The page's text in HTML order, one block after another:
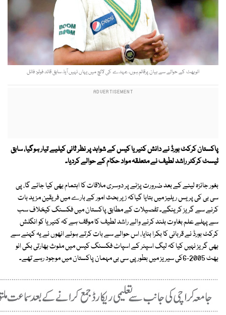
انوبھٹ کے حوالے سے بیان پرقائم ہوں، عہدے کی لالچ میں یہاں نہیں آیا، سابق قائد فوٹو: فائل
پاکستان کرکٹ بورڈ نے دانش کنیریا کیس کے شواہد پر نظر ثانی کیلیے تیار ہوگیا، سابق
ٹیسٹ کرکٹر راشد لطیف نے متعلقہ مواد حکام کے حوالے کردیا۔
بغور جائزہ لینے کے بعد ضرورت پڑنے پر دوسری ملاقات کا اہتمام بھی کیا جائے گا، پی
سی بی کی پریس ریلیز میں بتایا گیاکہ زیر بحث امور کے بارے میں فریقین مزید بات
کرنے سے گریز کرینگے۔ تفصیلات کے مطابق پاکستان میں فکسنگ کیخلاف سب
سے پہلے علم بغاوت بلند کرنے والے راشد لطیف کا موقف ہے کہ کنیریا کو انگلش
کرکٹ بورڈ نے قربانی کا بکرا بنایا، اس حوالے سے بات کرتے ہوئے انھوں نے یہ کہنے سے
بھی گریز نہیں کیا کہ لیگ اسپنر کے اسپاٹ فکسنگ کیس میں ملوث بھارتی بکی انو
بھٹ 2005-6کی سیریز میں بطور پی سی بی مہمان پاکستان میں موجود رہے تھے۔